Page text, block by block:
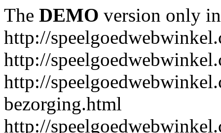
The DEMO version only
http://
http://
http://
bezorging.html
http://